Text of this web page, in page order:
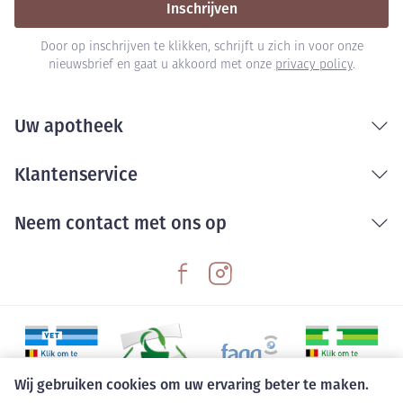
Wij gebruiken cookies om uw ervaring beter te maken.
Inschrijven
Door op inschrijven te klikken, schrijft u zich in voor onze
nieuwsbrief en gaat u akkoord met onze privacy policy.
Uw apotheek
Klantenservice
Neem contact met ons op